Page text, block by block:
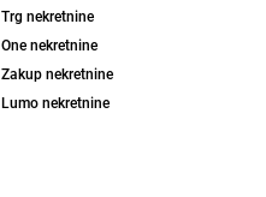
Trg nekretnine
One nekretnine
Zakup nekretnine
Lumo nekretnine